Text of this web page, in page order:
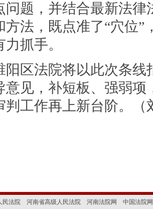
问题，并结合最新法
方法，既点准了“穴位”
力抓手。
阳区法院将以此次条
意见，补短板、强弱
判工作再上新台阶。（
民法院 河南省高级人民法院 河南法院网
中国法院网